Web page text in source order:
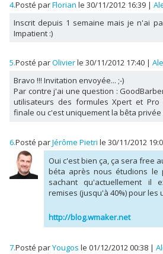
4.Posté parFlorian le 30/11/2012 16:39 |
Inscrit depuis 1 semaine mais je n'ai
Impatient :)
5.Posté parOlivierle 30/11/2012 17:40 |
Bravo !!! Invitation envoyée... ;-)
Par contre j'ai une question :
utilisateurs des formules Xpert et
finale ou c'est uniquement la bêta privée
6.Posté parJérôme Pietri le 30/11/2012
Oui c'est bien ça, ça sera free
béta après nous étudions le
sachant qu'actuellement il
remises (jusqu'à 40%) pour les
http://blog.wmaker.net
7.Posté parYougos le 01/12/2012 00:38 |